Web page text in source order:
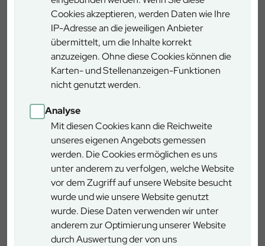
Cookies akzeptieren, werden Daten wie Ihre
IP-Adresse an die jeweiligen Anbieter
übermittelt, um die Inhalte korrekt
anzuzeigen. Ohne diese Cookies können die
Karten- und Stellenanzeigen-Funktionen
nicht genutzt werden.
Analyse
Mit diesen Cookies kann die Reichweite
unseres eigenen Angebots gemessen
werden. Die Cookies ermöglichen es uns
unter anderem zu verfolgen, welche Website
vor dem Zugriff auf unsere Website besucht
wurde und wie unsere Website genutzt
wurde. Diese Daten verwenden wir unter
anderem zur Optimierung unserer Website
durch Auswertung der von uns
nachhaltige Forstwirtschaft vermittele. „Diese Form der
Wissensvermittlung ist in Zeiten des Klimawandels
entscheidend, um der Gesellschaft die Bedeutung der
Wälder für die Zukunft und die Notwendigkeit einer
nachhaltigen Waldbewirtschaftung näherbringen zu
können“, betonte Neumeyer.
Im Anschluss entwickelte sich das Gelände des
Baumwipfelpfads zu einem lebendigen Treffpunkt für
Naturinteressierte, Familien und Ausflügler. Die rund
10.000 Besucherinnen und Besucher nutzten den
kostenfreien Zugang, um den 1.150 Meter langen Pfad und
den Aussichtsturm zu erkunden. Besonders die neuen
Attraktionen – darunter das intelligente Aussichtsfernrohr
sowie die neu eröffnete Kugelbahn-Station – stießen auf
großes Interesse und wurden rege genutzt.